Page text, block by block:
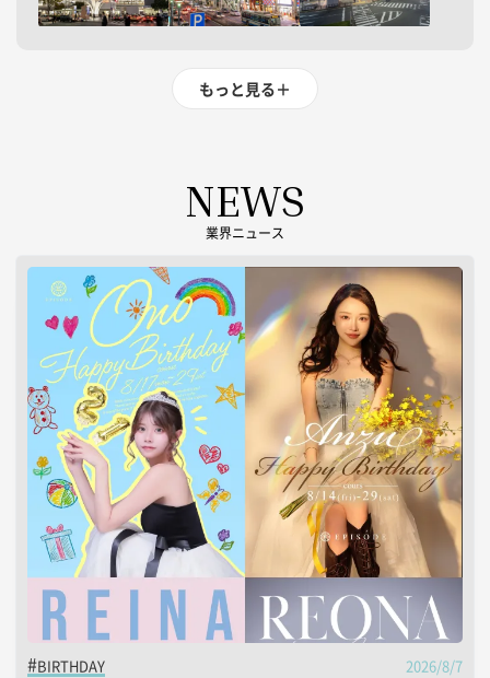
もっと見る＋
NEWS
業界ニュース
BIRTHDAY 2026/8/7